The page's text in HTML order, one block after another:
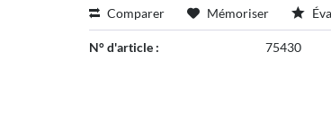
Comparer Mémoriser
N° d'article : 75430